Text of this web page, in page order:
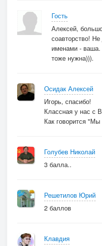
Гость
Алексей,
соавторство!
именами - ваша.
тоже нужна))).
Осидак Алексей
Игорь, спасибо!
Классная у нас с
Как говорится
Голубев Николай
3 балла..
Решетилов Юрий
2 баллов
Клавдия